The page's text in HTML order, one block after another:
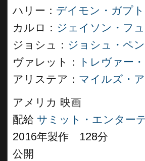
ハリー： デイモン・ガプ
カルロ： ジェイソン・フ
ジョシュ： ジョシュ・ペ
ヴァレット：
トレヴァー
アリステア： マイルズ・
アメリカ 映画
配給 サミット・エンター
2016年製作 128分
公開